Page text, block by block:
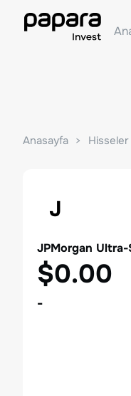
Anasayfa Hisseler
J
JPMorgan
$0.00
-